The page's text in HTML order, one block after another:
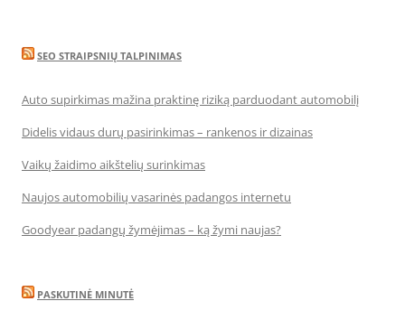
SEO STRAIPSNIŲ TALPINIMAS
Auto supirkimas mažina praktinę riziką parduodant automobilį
Didelis vidaus durų pasirinkimas – rankenos ir dizainas
Vaikų žaidimo aikštelių surinkimas
Naujos automobilių vasarinės padangos internetu
Goodyear padangų žymėjimas – ką žymi naujas?
PASKUTINĖ MINUTĖ